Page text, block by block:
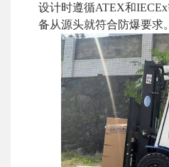
设计时遵循ATEX和
备从源头就符合防爆要求。